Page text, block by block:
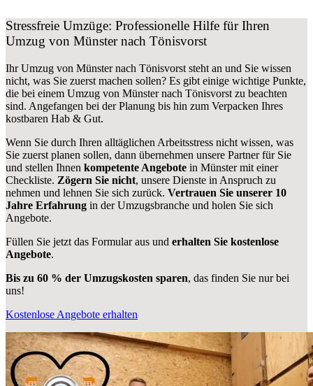
Stressfreie Umzüge: Professionelle Hilfe für Ihren
Umzug von Münster nach Tönisvorst
Ihr Umzug von Münster nach Tönisvorst steht an und Sie wissen
nicht, was Sie zuerst machen sollen? Es gibt einige wichtige Punkte,
die bei einem Umzug von Münster nach Tönisvorst zu beachten
sind. Angefangen bei der Planung bis hin zum Verpacken Ihres
kostbaren Hab & Gut.
Wenn Sie durch Ihren alltäglichen Arbeitsstress nicht wissen, was
Sie zuerst planen sollen, dann übernehmen unsere Partner für Sie
und stellen Ihnen kompetente Angebote in Münster mit einer
Checkliste. Zögern Sie nicht, unsere Dienste in Anspruch zu
nehmen und lehnen Sie sich zurück. Vertrauen Sie unserer 10
Jahre Erfahrung in der Umzugsbranche und holen Sie sich
Angebote.
Füllen Sie jetzt das Formular aus und erhalten Sie kostenlose
Angebote.
Bis zu 60 % der Umzugskosten sparen, das finden Sie nur bei
uns!
Kostenlose Angebote erhalten